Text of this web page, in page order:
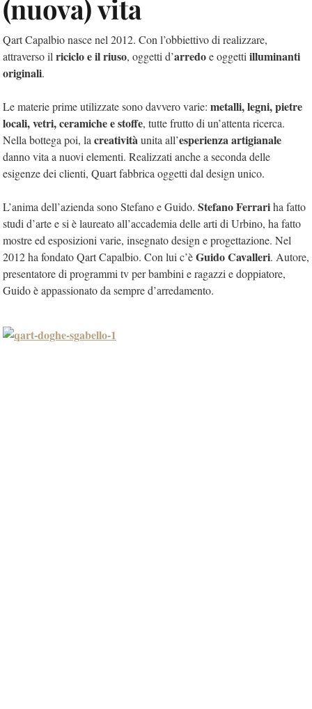
(nuova) vita
Qart Capalbio nasce nel 2012. Con l’obbiettivo di realizzare,
attraverso ilriciclo e il riuso, oggetti d’arredoe oggettiilluminanti
originali.
Le materie prime utilizzate sono davvero varie: metalli, legni, pietre
locali, vetri, ceramiche e stoffe, tutte frutto di un’attenta ricerca.
Nella bottega poi, lacreativitàunita all’esperienza artigianale
danno vita a nuovi elementi. Realizzati anche a seconda delle
esigenze dei clienti, Quart fabbrica oggetti dal design unico.
L’anima dell’azienda sono Stefano e Guido. Stefano Ferrariha fatto
studi d’arte e si è laureato all’accademia delle arti di Urbino, ha fatto
mostre ed esposizioni varie, insegnato design e progettazione. Nel
2012 ha fondato Qart Capalbio. Con lui c’èGuido Cavalleri. Autore,
presentatore di programmi tv per bambini e ragazzi e doppiatore,
Guido è appassionato da sempre d’arredamento.